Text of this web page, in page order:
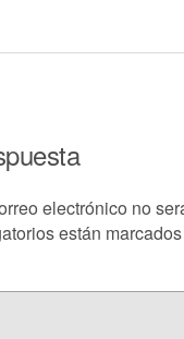
electrónico no
están